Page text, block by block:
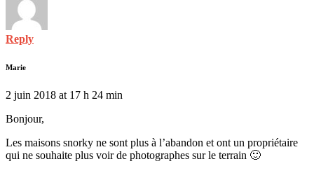
Reply
Marie
2 juin 2018 at 17 h 24 min
Bonjour,
Les maisons snorky ne sont plus à l’abandon et ont un propriétaire
qui ne souhaite plus voir de photographes sur le terrain 🙂